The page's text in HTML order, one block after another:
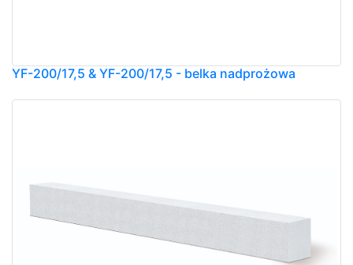
YF-200/17,5 & YF-200/17,5 - belka nadprożowa